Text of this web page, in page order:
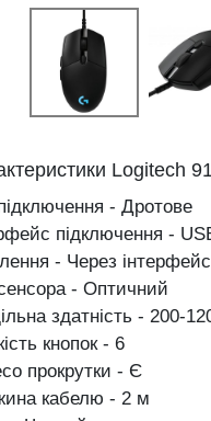
Logitech
- Дротове
підключення -
- Через
- Оптичний
здатність - 200-
кнопок - 6
прокрутки - Є
кабелю - 2 м